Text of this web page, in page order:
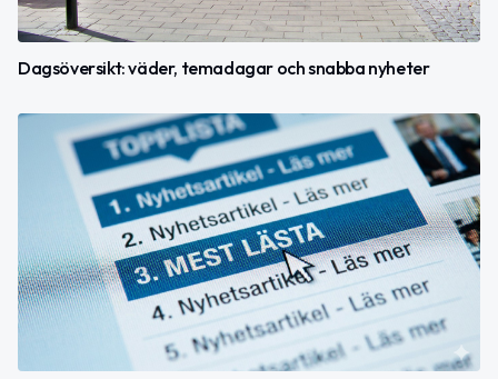
Dagsöversikt: väder, temadagar och snabba nyheter